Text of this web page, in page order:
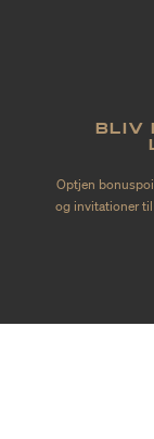
BLIV
Optjen
og invitationer